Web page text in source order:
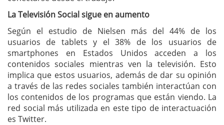
La Televisión Social sigue en aumento
Según el estudio de Nielsen más del 44% de los
usuarios de tablets y el 38% de los usuarios de
smartphones en Estados Unidos acceden a los
contenidos sociales mientras ven la televisión. Esto
implica que estos usuarios, además de dar su opinión
a través de las redes sociales también interactúan con
los contenidos de los programas que están viendo. La
red social más utilizada en este tipo de interactuación
es Twitter.